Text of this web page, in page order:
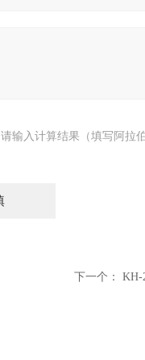
请输入计算结果（填写阿拉
下一个： KH-